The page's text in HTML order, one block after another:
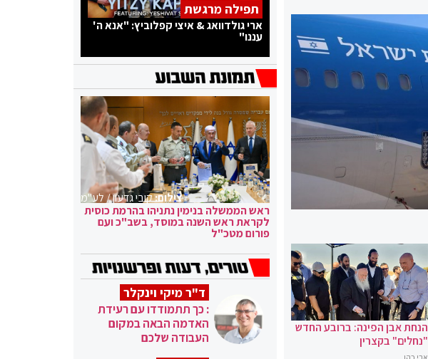
הנחת אבן הפינה: ברובע החדש
"נחלים" בקצרין
תפילה מרגשת
ארי גולדוואג & איצי קפלוביץ: "אנא ה'
עננו"
צילום:קובי גדעון / לע"מ
ראש הממשלה בנימין נתניהו בהרמת כוסית
לקראת ראש השנה במוסד, בשב"כ ועם
פורום מטכ"ל
ד"ר מיקי וינקלר
: כך תתמודדו עם רעידת
האדמה הבאה במקום
העבודה שלכם